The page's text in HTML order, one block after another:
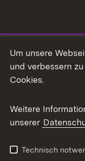
Facebook
X / Twitter
Youtube
Um unsere
und verbessern
Cookies.
Weitere
unserer
Technisch